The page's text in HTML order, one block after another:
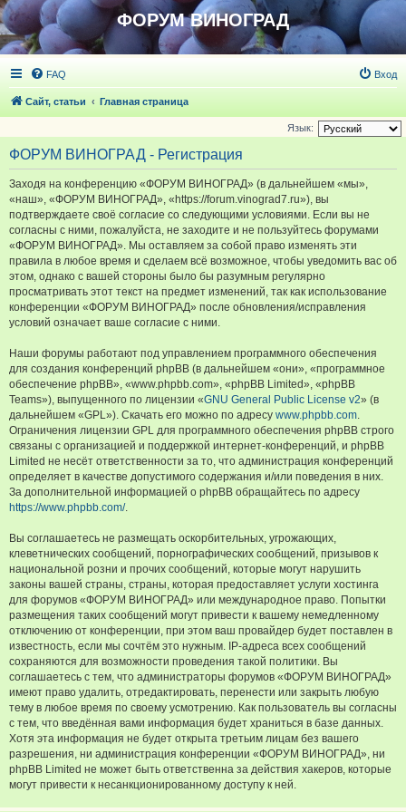
ФОРУМ ВИНОГРАД
FAQ Вход
Сайт, статьи Главная страница
Язык:
ФОРУМ ВИНОГРАД - Регистрация
Заходя на конференцию «ФОРУМ ВИНОГРАД» (в дальнейшем «мы»,
«наш», «ФОРУМ ВИНОГРАД», «https://forum.vinograd7.ru»), вы
подтверждаете своё согласие со следующими условиями. Если вы не
согласны с ними, пожалуйста, не заходите и не пользуйтесь форумами
«ФОРУМ ВИНОГРАД». Мы оставляем за собой право изменять эти
правила в любое время и сделаем всё возможное, чтобы уведомить вас об
этом, однако с вашей стороны было бы разумным регулярно
просматривать этот текст на предмет изменений, так как использование
конференции «ФОРУМ ВИНОГРАД» после обновления/исправления
условий означает ваше согласие с ними.
Наши форумы работают под управлением программного обеспечения
для создания конференций phpBB (в дальнейшем «они», «программное
обеспечение phpBB», «www.phpbb.com», «phpBB Limited», «phpBB
Teams»), выпущенного по лицензии «GNU General Public License v2» (в
дальнейшем «GPL»). Скачать его можно по адресу www.phpbb.com.
Ограничения лицензии GPL для программного обеспечения phpBB строго
связаны с организацией и поддержкой интернет-конференций, и phpBB
Limited не несёт ответственности за то, что администрация конференций
определяет в качестве допустимого содержания и/или поведения в них.
За дополнительной информацией о phpBB обращайтесь по адресу
https://www.phpbb.com/.
Вы соглашаетесь не размещать оскорбительных, угрожающих,
клеветнических сообщений, порнографических сообщений, призывов к
национальной розни и прочих сообщений, которые могут нарушить
законы вашей страны, страны, которая предоставляет услуги хостинга
для форумов «ФОРУМ ВИНОГРАД» или международное право. Попытки
размещения таких сообщений могут привести к вашему немедленному
отключению от конференции, при этом ваш провайдер будет поставлен в
известность, если мы сочтём это нужным. IP-адреса всех сообщений
сохраняются для возможности проведения такой политики. Вы
соглашаетесь с тем, что администраторы форумов «ФОРУМ ВИНОГРАД»
имеют право удалить, отредактировать, перенести или закрыть любую
тему в любое время по своему усмотрению. Как пользователь вы согласны
с тем, что введённая вами информация будет храниться в базе данных.
Хотя эта информация не будет открыта третьим лицам без вашего
разрешения, ни администрация конференции «ФОРУМ ВИНОГРАД», ни
phpBB Limited не может быть ответственна за действия хакеров, которые
могут привести к несанкционированному доступу к ней.